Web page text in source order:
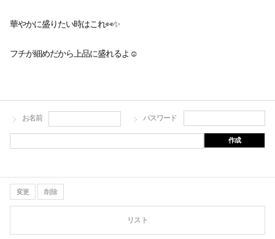
華やかに盛りたい時はこれ👀✨
フチが細めだから上品に盛れるよ☺️
お名前 パスワード
作成
変更 削除
リスト